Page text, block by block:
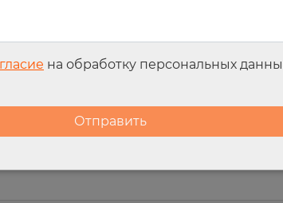
по прикреплению, в т.ч. вне региона проживания
того же региона;
не могут оказать в регионе пациента, если такой
применять не общие правила, а порядок медпомощи
из других регионов. ВС РФ указал: направление
на обработку персональных